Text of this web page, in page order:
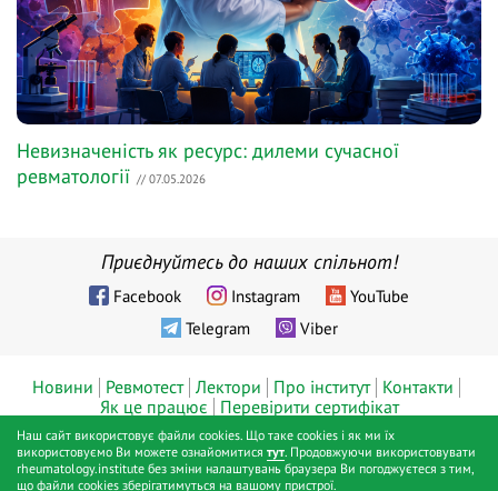
Невизначеність як ресурс: дилеми сучасної
ревматології // 07.05.2026
Приєднуйтесь до наших спільнот!
Facebook Instagram
YouTube
Telegram
Viber
Новини Ревмотест Лектори Про інститут Контакти
Як це працює
Перевірити сертифікат
© ТОВ «Діджитал хелс», Інститут ревматології™, Київ, 2019 - 2026
pp.
Наш сайт використовує файли cookies. Що таке cookies і як ми їх
використовуємо Ви можете ознайомитися тут. Продовжуючи використовувати
rheumatology.institute без зміни налаштувань браузера Ви погоджуєтеся з тим,
що файли cookies зберігатимуться на вашому пристрої.